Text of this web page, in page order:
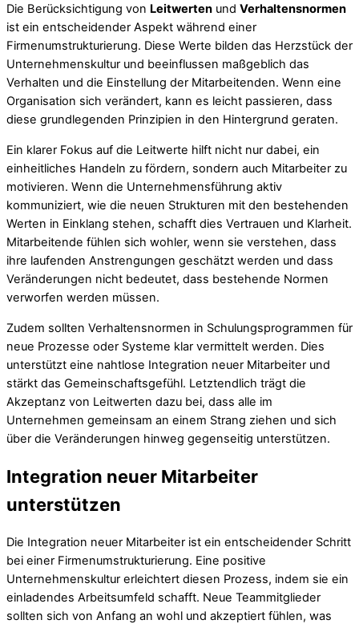
Die Berücksichtigung von Leitwerten und Verhaltensnormen
ist ein entscheidender Aspekt während einer
Firmenumstrukturierung. Diese Werte bilden das Herzstück der
Unternehmenskultur und beeinflussen maßgeblich das
Verhalten und die Einstellung der Mitarbeitenden. Wenn eine
Organisation sich verändert, kann es leicht passieren, dass
diese grundlegenden Prinzipien in den Hintergrund geraten.
Ein klarer Fokus auf die Leitwerte hilft nicht nur dabei, ein
einheitliches Handeln zu fördern, sondern auch Mitarbeiter zu
motivieren. Wenn die Unternehmensführung aktiv
kommuniziert, wie die neuen Strukturen mit den bestehenden
Werten in Einklang stehen, schafft dies Vertrauen und Klarheit.
Mitarbeitende fühlen sich wohler, wenn sie verstehen, dass
ihre laufenden Anstrengungen geschätzt werden und dass
Veränderungen nicht bedeutet, dass bestehende Normen
verworfen werden müssen.
Zudem sollten Verhaltensnormen in Schulungsprogrammen für
neue Prozesse oder Systeme klar vermittelt werden. Dies
unterstützt eine nahtlose Integration neuer Mitarbeiter und
stärkt das Gemeinschaftsgefühl. Letztendlich trägt die
Akzeptanz von Leitwerten dazu bei, dass alle im
Unternehmen gemeinsam an einem Strang ziehen und sich
über die Veränderungen hinweg gegenseitig unterstützen.
Integration neuer Mitarbeiter
unterstützen
Die Integration neuer Mitarbeiter ist ein entscheidender Schritt
bei einer Firmenumstrukturierung. Eine positive
Unternehmenskultur erleichtert diesen Prozess, indem sie ein
einladendes Arbeitsumfeld schafft. Neue Teammitglieder
sollten sich von Anfang an wohl und akzeptiert fühlen, was